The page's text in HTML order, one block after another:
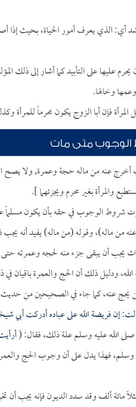
أي: الذي يعرف أمور الحياة، بحيث إذا
عليها على التأبيد كما أشار إلى
وخالها.
فإن أبا الزوج يكون محرماً
متى مات
عنه من ماله حجة وعمرة, ولا يصح
والمرأة بغير محرم ويجزئهما ].
الوجوب في حقه بأن يكون مسلماً
ماله)، وقوله (من ماله) يفيد أنه يجب
يجب أن يبقى جزء منه لحجه وعمرته
ودليل ذلك أن الحج والعمرة باقيان في
عنه، كما جاء في الصحيحين من حديث
إن فريضة الله على عباده أدركت أبي
صلى الله عليه وسلم علة ذلك، فقال: (
وسلم، فهذا يدل على أن وجوب الحج
مائة ألف وقد سدد الديون فإنه يجب